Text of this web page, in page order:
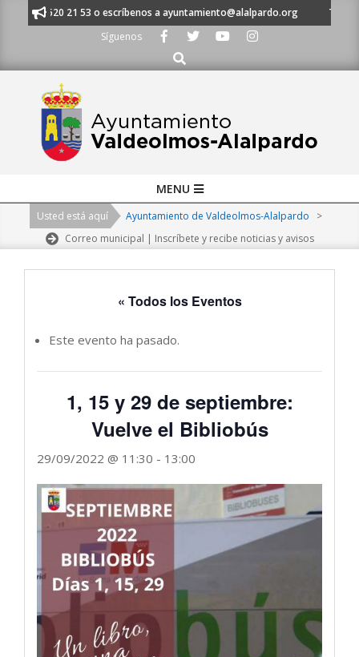
al 91 620 21 53 o escríbenos a ayuntamiento@alalpardo.org
TE
Síguenos
Buscar
Navigation
MENU
Usted está aquí Ayuntamiento de Valdeolmos-Alalpardo
>
Correo municipal | Inscríbete y recibe noticias y avisos
« Todos los Eventos
Este evento ha pasado.
1, 15 y 29 de septiembre:
Vuelve el Bibliobús
29/09/2022 @ 11:30 - 13:00